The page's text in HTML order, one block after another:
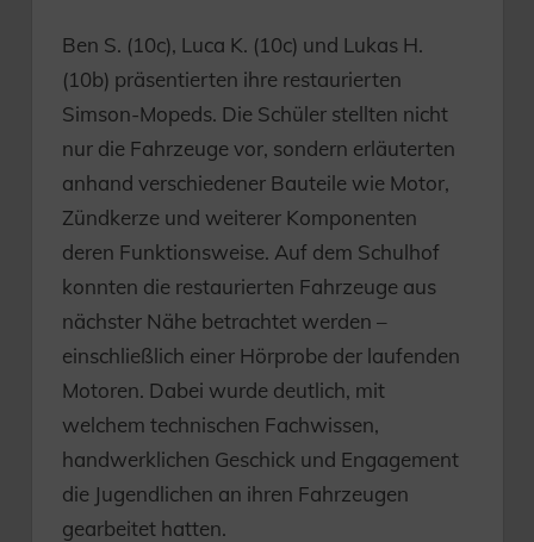
Ben S. (10c), Luca K. (10c) und Lukas H.
(10b) präsentierten ihre restaurierten
Simson-Mopeds. Die Schüler stellten nicht
nur die Fahrzeuge vor, sondern erläuterten
anhand verschiedener Bauteile wie Motor,
Zündkerze und weiterer Komponenten
deren Funktionsweise. Auf dem Schulhof
konnten die restaurierten Fahrzeuge aus
nächster Nähe betrachtet werden –
einschließlich einer Hörprobe der laufenden
Motoren. Dabei wurde deutlich, mit
welchem technischen Fachwissen,
handwerklichen Geschick und Engagement
die Jugendlichen an ihren Fahrzeugen
gearbeitet hatten.